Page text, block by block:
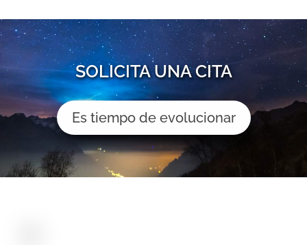
SOLICITA UNA CITA
Es tiempo de evolucionar